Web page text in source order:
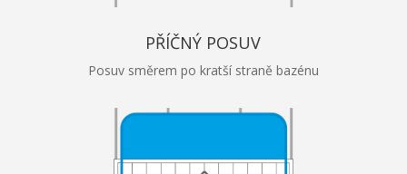
PŘÍČNÝ POSUV
Posuv směrem po kratší straně bazénu